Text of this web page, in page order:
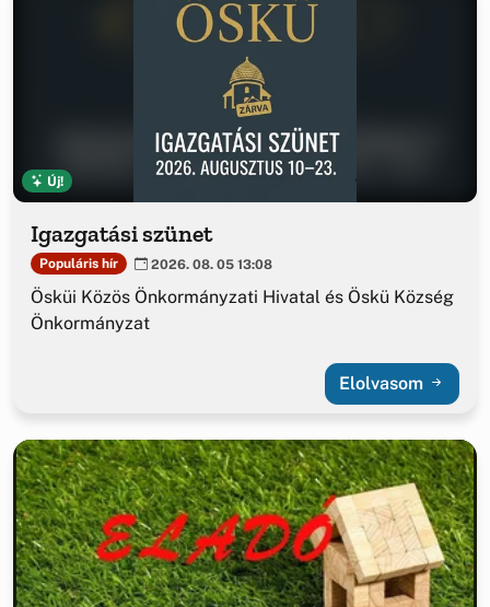
Új!
Igazgatási szünet
Populáris hír 2026. 08. 05 13:08
Ösküi Közös Önkormányzati Hivatal és Öskü Község
Önkormányzat
Elolvasom